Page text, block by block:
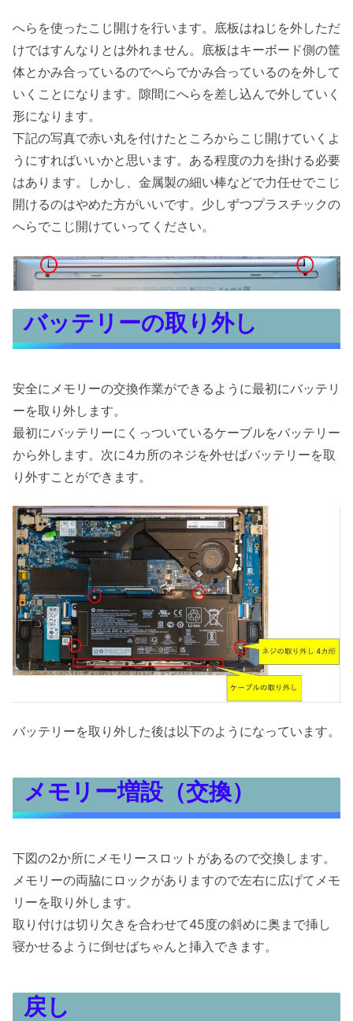
へらを使ったこじ開けを行います。底板はねじを外しただ
けではすんなりとは外れません。底板はキーボード側の筐
体とかみ合っているのでへらでかみ合っているのを外して
いくことになります。隙間にへらを差し込んで外していく
形になります。
下記の写真で赤い丸を付けたところからこじ開けていくよ
うにすればいいかと思います。ある程度の力を掛ける必要
はあります。しかし、金属製の細い棒などで力任せでこじ
開けるのはやめた方がいいです。少しずつプラスチックの
へらでこじ開けていってください。
バッテリーの取り外し
安全にメモリーの交換作業ができるように最初にバッテリ
ーを取り外します。
最初にバッテリーにくっついているケーブルをバッテリー
から外します。次に4カ所のネジを外せばバッテリーを取
り外すことができます。
バッテリーを取り外した後は以下のようになっています。
メモリー増設（交換）
下図の2か所にメモリースロットがあるので交換します。
メモリーの両脇にロックがありますので左右に広げてメモ
リーを取り外します。
取り付けは切り欠きを合わせて45度の斜めに奥まで挿し
寝かせるように倒せばちゃんと挿入できます。
戻し